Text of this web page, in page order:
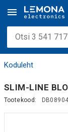
Koduleht
SLIM-LINE
Tootekood: